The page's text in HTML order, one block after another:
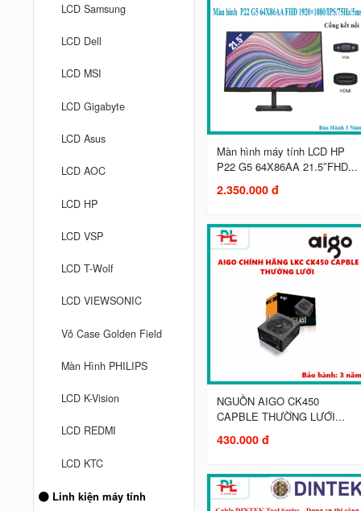
LCD Samsung
LCD Dell
LCD MSI
LCD Gigabyte
LCD Asus
LCD AOC
LCD HP
LCD VSP
LCD T-Wolf
LCD VIEWSONIC
Vỏ Case Golden Field
Màn Hình PHILIPS
LCD K-Vision
LCD REDMI
LCD KTC
Linh kiện máy tính
Màn hình máy tính LCD HP
P22 G5 64X86AA 21.5″FHD...
2.350.000 đ
NGUỒN AIGO CK450
CAPBLE THƯỜNG LƯỚI...
430.000 đ